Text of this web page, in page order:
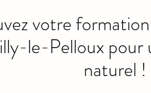
votre
le-Pelloux pour
naturel !